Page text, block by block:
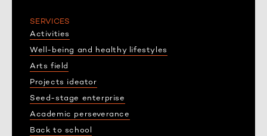
SERVICES
Activities
Well-being and healthy lifestyles
Arts field
Projects ideator
Seed-stage enterprise
Academic perseverance
Back to school